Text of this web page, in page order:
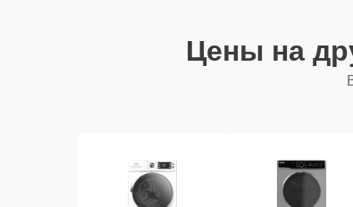
Цены на